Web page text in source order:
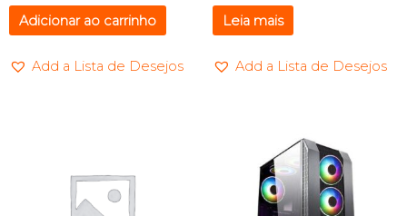
Adicionar ao carrinho
Add a Lista de Desejos
Leia mais
Add a Lista de Desejos